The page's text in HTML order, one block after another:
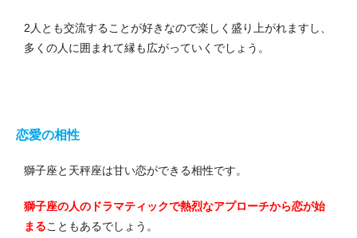
2人とも交流することが好きなので楽しく盛り上がれますし、
多くの人に囲まれて縁も広がっていくでしょう。
恋愛の相性
獅子座と天秤座は甘い恋ができる相性です。
獅子座の人のドラマティックで熱烈なアプローチから恋が始
まることもあるでしょう。